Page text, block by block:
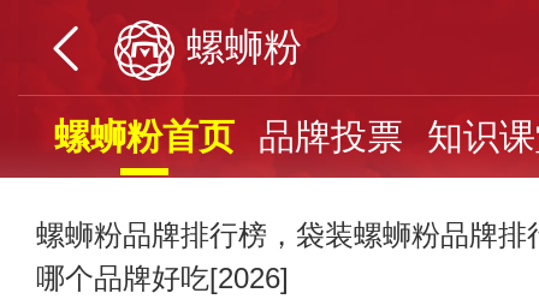
螺蛳粉
螺蛳粉首页 品牌投票 知识
螺蛳粉品牌排行榜，袋装螺蛳粉品牌
哪个品牌好吃[2026]